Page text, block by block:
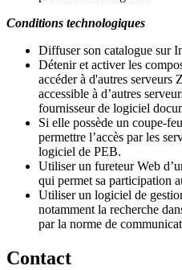
Conditions technologiques
Diffuser son catalogue sur
Détenir et activer les
accéder à d'autres serveurs
accessible à d’autres
fournisseur de logiciel
Si elle possède un coupe-
permettre l’accès par les
logiciel de PEB.
Utiliser un fureteur Web d’
qui permet sa participation
Utiliser un logiciel de
notamment la recherche
par la norme de
Contact